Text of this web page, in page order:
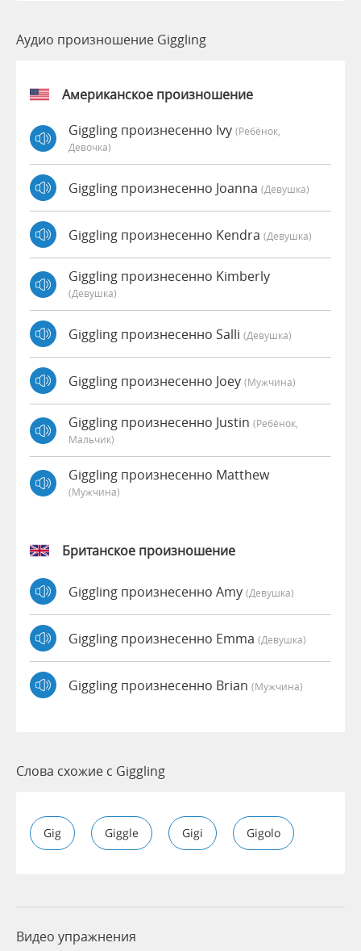
Аудио произношение Giggling
Американское произношение
Giggling произнесенно Ivy (Ребёнок,
Девочка)
Giggling произнесенно Joanna (девушка)
Giggling произнесенно Kendra (девушка)
Giggling произнесенно Kimberly
(девушка)
Giggling произнесенно Salli (девушка)
Giggling произнесенно Joey (мужчина)
Giggling произнесенно Justin (Ребёнок,
Мальчик)
Giggling произнесенно Matthew
(мужчина)
Британское произношение
Giggling произнесенно Amy (девушка)
Giggling произнесенно Emma (девушка)
Giggling произнесенно Brian (мужчина)
Слова схожие с Giggling
Gig Giggle Gigi Gigolo
Видео упражнения